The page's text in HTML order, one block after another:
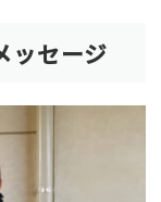
ッセージ